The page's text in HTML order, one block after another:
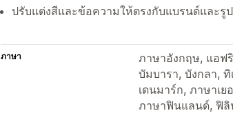
ปรับแต่งสีและข้อความให้ตรงกับแบรนด์และ
ภาษา
ภาษาอังกฤษ, แอฟ
บัมบารา, บังกลา,
เดนมาร์ก, ภาษาเย
ภาษาฟินแลนด์, ฟิลิ